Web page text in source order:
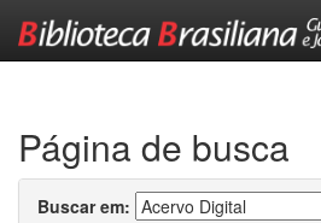
Página de busca
Buscar em: